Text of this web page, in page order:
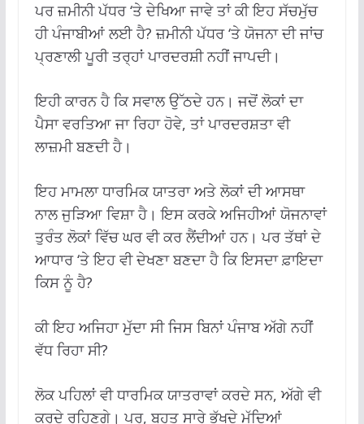
ਪਰ ਜ਼ਮੀਨੀ ਪੱਧਰ ‘ਤੇ ਦੇਖਿਆ ਜਾਵੇ ਤਾਂ ਕੀ ਇਹ ਸੱਚਮੁੱਚ
ਹੀ ਪੰਜਾਬੀਆਂ ਲਈ ਹੈ? ਜ਼ਮੀਨੀ ਪੱਧਰ ‘ਤੇ ਯੋਜਨਾ ਦੀ ਜਾਂਚ
ਪ੍ਰਣਾਲੀ ਪੂਰੀ ਤਰ੍ਹਾਂ ਪਾਰਦਰਸ਼ੀ ਨਹੀਂ ਜਾਪਦੀ।
ਇਹੀ ਕਾਰਨ ਹੈ ਕਿ ਸਵਾਲ ਉੱਠਦੇ ਹਨ। ਜਦੋਂ ਲੋਕਾਂ ਦਾ
ਪੈਸਾ ਵਰਤਿਆ ਜਾ ਰਿਹਾ ਹੋਵੇ, ਤਾਂ ਪਾਰਦਰਸ਼ਤਾ ਵੀ
ਲਾਜ਼ਮੀ ਬਣਦੀ ਹੈ।
ਇਹ ਮਾਮਲਾ ਧਾਰਮਿਕ ਯਾਤਰਾ ਅਤੇ ਲੋਕਾਂ ਦੀ ਆਸਥਾ
ਨਾਲ ਜੁੜਿਆ ਵਿਸ਼ਾ ਹੈ। ਇਸ ਕਰਕੇ ਅਜਿਹੀਆਂ ਯੋਜਨਾਵਾਂ
ਤੁਰੰਤ ਲੋਕਾਂ ਵਿੱਚ ਘਰ ਵੀ ਕਰ ਲੈਂਦੀਆਂ ਹਨ। ਪਰ ਤੱਥਾਂ ਦੇ
ਆਧਾਰ ‘ਤੇ ਇਹ ਵੀ ਦੇਖਣਾ ਬਣਦਾ ਹੈ ਕਿ ਇਸਦਾ ਫ਼ਾਇਦਾ
ਕਿਸ ਨੂੰ ਹੈ?
ਕੀ ਇਹ ਅਜਿਹਾ ਮੁੱਦਾ ਸੀ ਜਿਸ ਬਿਨਾਂ ਪੰਜਾਬ ਅੱਗੇ ਨਹੀਂ
ਵੱਧ ਰਿਹਾ ਸੀ?
ਲੋਕ ਪਹਿਲਾਂ ਵੀ ਧਾਰਮਿਕ ਯਾਤਰਾਵਾਂ ਕਰਦੇ ਸਨ, ਅੱਗੇ ਵੀ
ਕਰਦੇ ਰਹਿਣਗੇ। ਪਰ, ਬਹੁਤ ਸਾਰੇ ਭੱਖਦੇ ਮੁੱਦਿਆਂ